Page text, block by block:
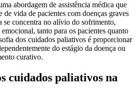
abordagem de assistência médica que
de vida de pacientes com doenças graves
se concentra no alívio do sofrimento,
tanto para os pacientes quanto
dos cuidados paliativos é proporcionar
do estágio da doença ou
curativo.
cuidados paliativos na